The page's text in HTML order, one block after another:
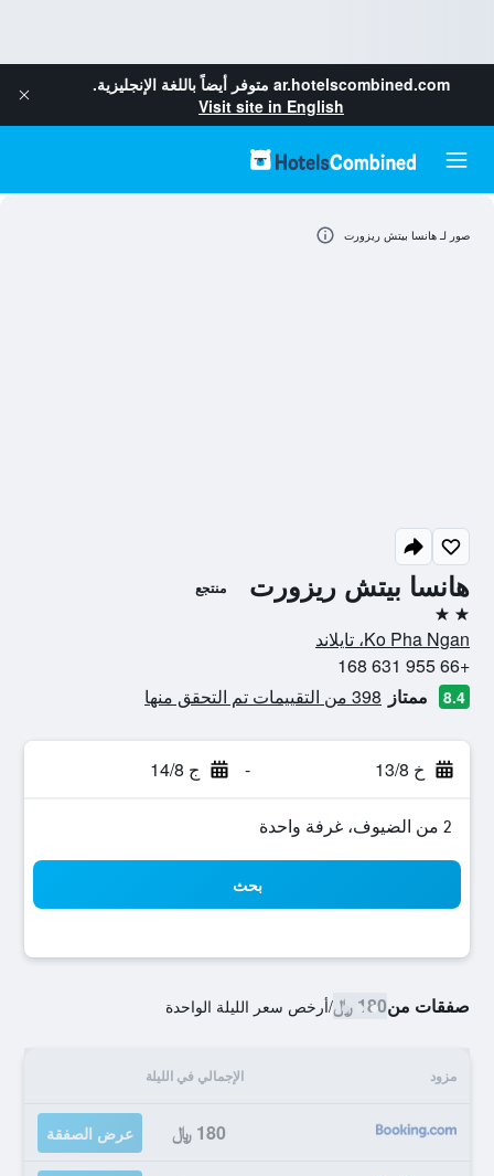
ar.hotelscombined.com متوفر أيضاً باللغة الإنجليزية.
Visit site in English
هانسا بيتش ريزورت منتجع
2 نجمتين
Ko Pha Ngan، تايلاند
+66 955 631 168
8.4 ممتاز 398 من التقييمات تم التحقق منها
خ 13/8 - ج 14/8
2 من الضيوف، غرفة واحدة
بحث
صفقات من180 ﷼ /أرخص سعر الليلة الواحدة
مزود الإجمالي في الليلة
180 ﷼ عرض الصفقة
صور لـ هانسا بيتش ريزورت